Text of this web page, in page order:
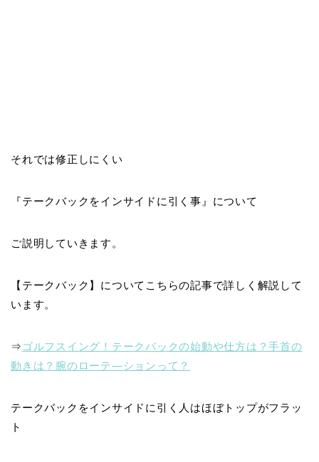
それでは修正しにくい
『テークバックをインサイドに引く事 』について
ご説明していきます。
【テークバック】についてこちらの記事で詳しく解説して
います。
⇒ ゴルフスイング！テークバックの始動や仕方は？手首の
動きは？腕のローテ―ションって？
テークバックをインサイドに引く人はほぼトップがフラッ
ト